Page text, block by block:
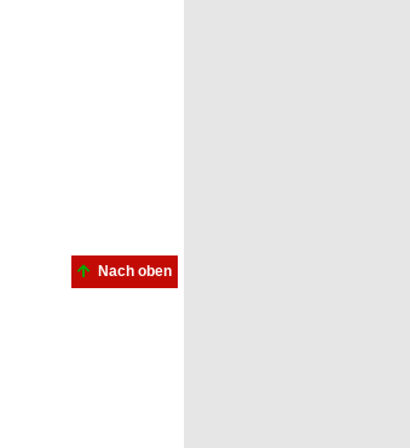
Nach oben